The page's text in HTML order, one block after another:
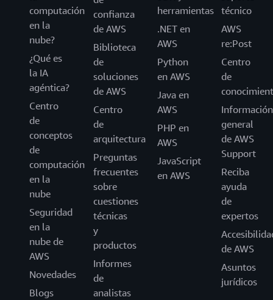
computación
en la
nube?
¿Qué es
la IA
agéntica?
Centro
de
conceptos
de
computación
en la
nube
Seguridad
en la
nube de
AWS
Novedades
Blogs
confianza
de AWS
Biblioteca
de
soluciones
de AWS
Centro
de
arquitectura
Preguntas
frecuentes
sobre
cuestiones
técnicas
y
productos
Informes
de
analistas
herramientas
.NET en
AWS
Python
en AWS
Java en
AWS
PHP en
AWS
JavaScript
en AWS
técnico
AWS
re:Post
Centro
de
Información
general
de AWS
Support
Reciba
ayuda
de
expertos
de AWS
Asuntos
jurídicos